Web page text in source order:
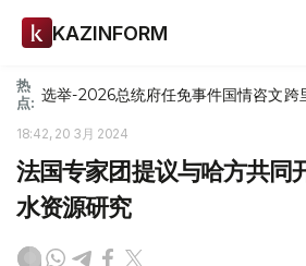
KAZINFORM
热
点: 选举-2026总统府任免事件国情咨文跨
18:42, 20 3月 2024
法国专家团提议与哈方共同
水资源研究